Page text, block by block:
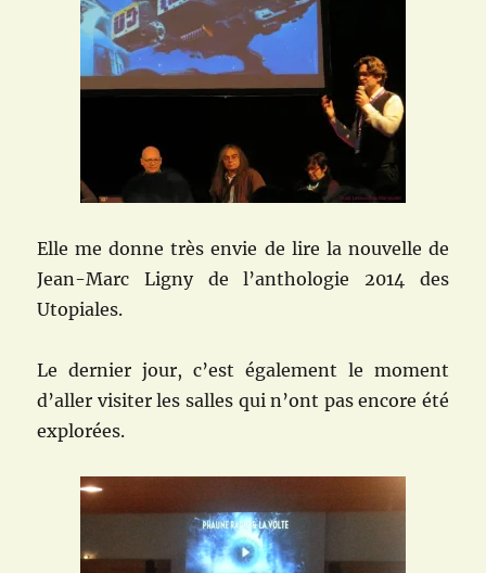
Elle me donne très envie de lire la nouvelle de
Jean-Marc Ligny de l’anthologie 2014 des
Utopiales.
Le dernier jour, c’est également le moment
d’aller visiter les salles qui n’ont pas encore été
explorées.